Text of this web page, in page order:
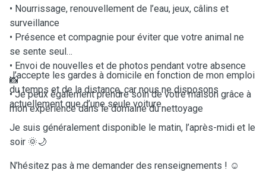
• Nourrissage, renouvellement de l’eau, jeux, câlins et
surveillance
• Présence et compagnie pour éviter que votre animal ne
se sente seul
• Envoi de nouvelles et de photos pendant votre absence
📸
• Je peux également prendre soin de votre maison grâce à
mon expérience dans le domaine du nettoyage
J’accepte les gardes à domicile en fonction de mon emploi
du temps et de la distance, car nous ne disposons
actuellement que d’une seule voiture.
Je suis généralement disponible le matin, l’après-midi et le
soir 🌞🌙
N’hésitez pas à me demander des renseignements ! ☺️